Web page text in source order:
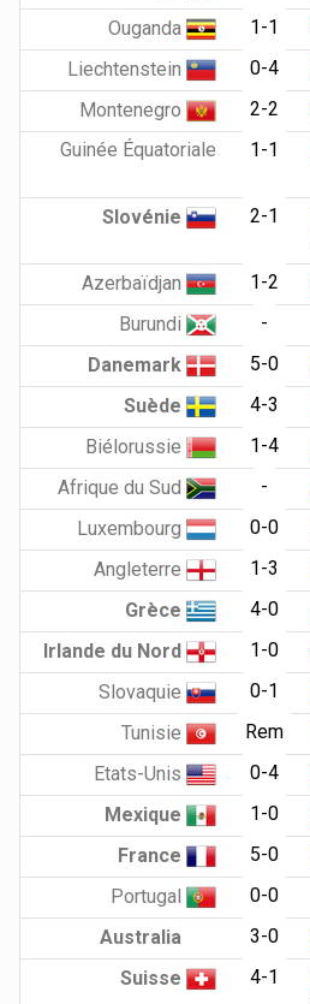
Ouganda
1-1
Liechtenstein
0-4
Montenegro
2-2
Guinée Équatoriale
1-1
Slovénie 2-1
Azerbaïdjan
1-2
Burundi
-
Danemark
5-0
Suède
4-3
Biélorussie
1-4
Afrique du Sud
-
Luxembourg
0-0
Angleterre
1-3
Grèce
4-0
Irlande du Nord
1-0
Slovaquie
0-1
Tunisie
Rem
Etats-Unis
0-4
Mexique
1-0
France
5-0
Portugal
0-0
Australia
3-0
Suisse
4-1